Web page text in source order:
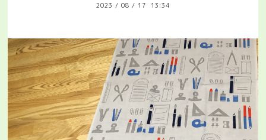
2023 / 08 / 17 13:34